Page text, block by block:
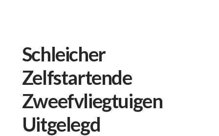
Schleicher
Zelfstartende
Zweefvliegtuigen
Uitgelegd